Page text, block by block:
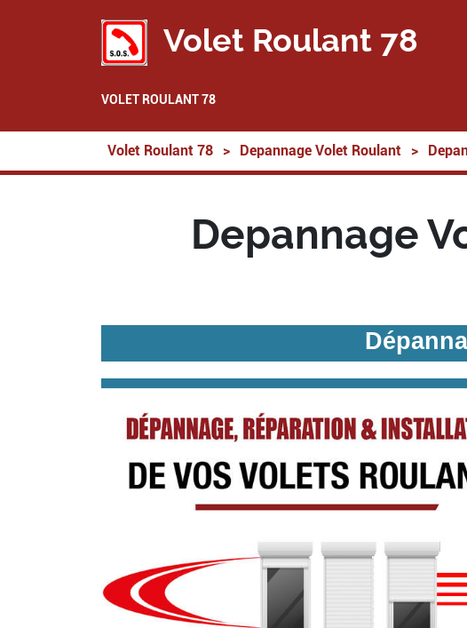
Volet Roulant 78
VOLET ROULANT 78
Volet Roulant 78 > Depannage Volet Roulant >
Depannage